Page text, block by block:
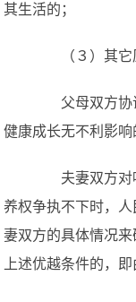
其生活的；
（３）其它原
父母双方协议
健康成长无不利影响
夫妻双方对哺
养权争执不下时，
妻双方的具体情况
上述优越条件的，